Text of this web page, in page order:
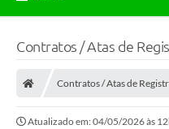
Contratos / Atas de
Contratos / Atas de
Atualizado em: 04/05/2026 às